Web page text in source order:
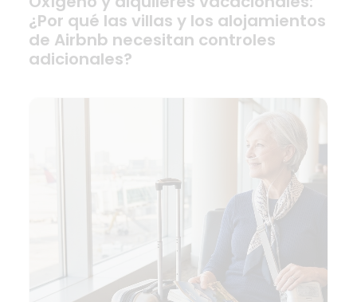
¿Por qué las villas y los alojamientos
de Airbnb necesitan controles
adicionales?